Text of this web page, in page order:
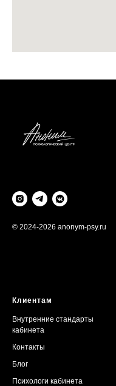
© 2024-2026 anonym-psy.ru
Клиентам
Внутренние стандарты
кабинета
Контакты
Блог
Психологи кабинета